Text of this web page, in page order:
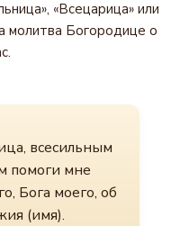
«Всецарица» или
молитва Богородице о
всесильным
помоги мне
Бога моего, об
(имя).